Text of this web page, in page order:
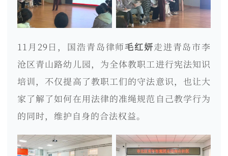
11月29日，国浩青岛律师毛红妍走进青岛市李
沧区青山路幼儿园，为全体教职工进行宪法知识
培训，不仅提高了教职工们的守法意识，也让大
家了解了如何在用法律的准绳规范自己教学行为
的同时，维护自身的合法权益。